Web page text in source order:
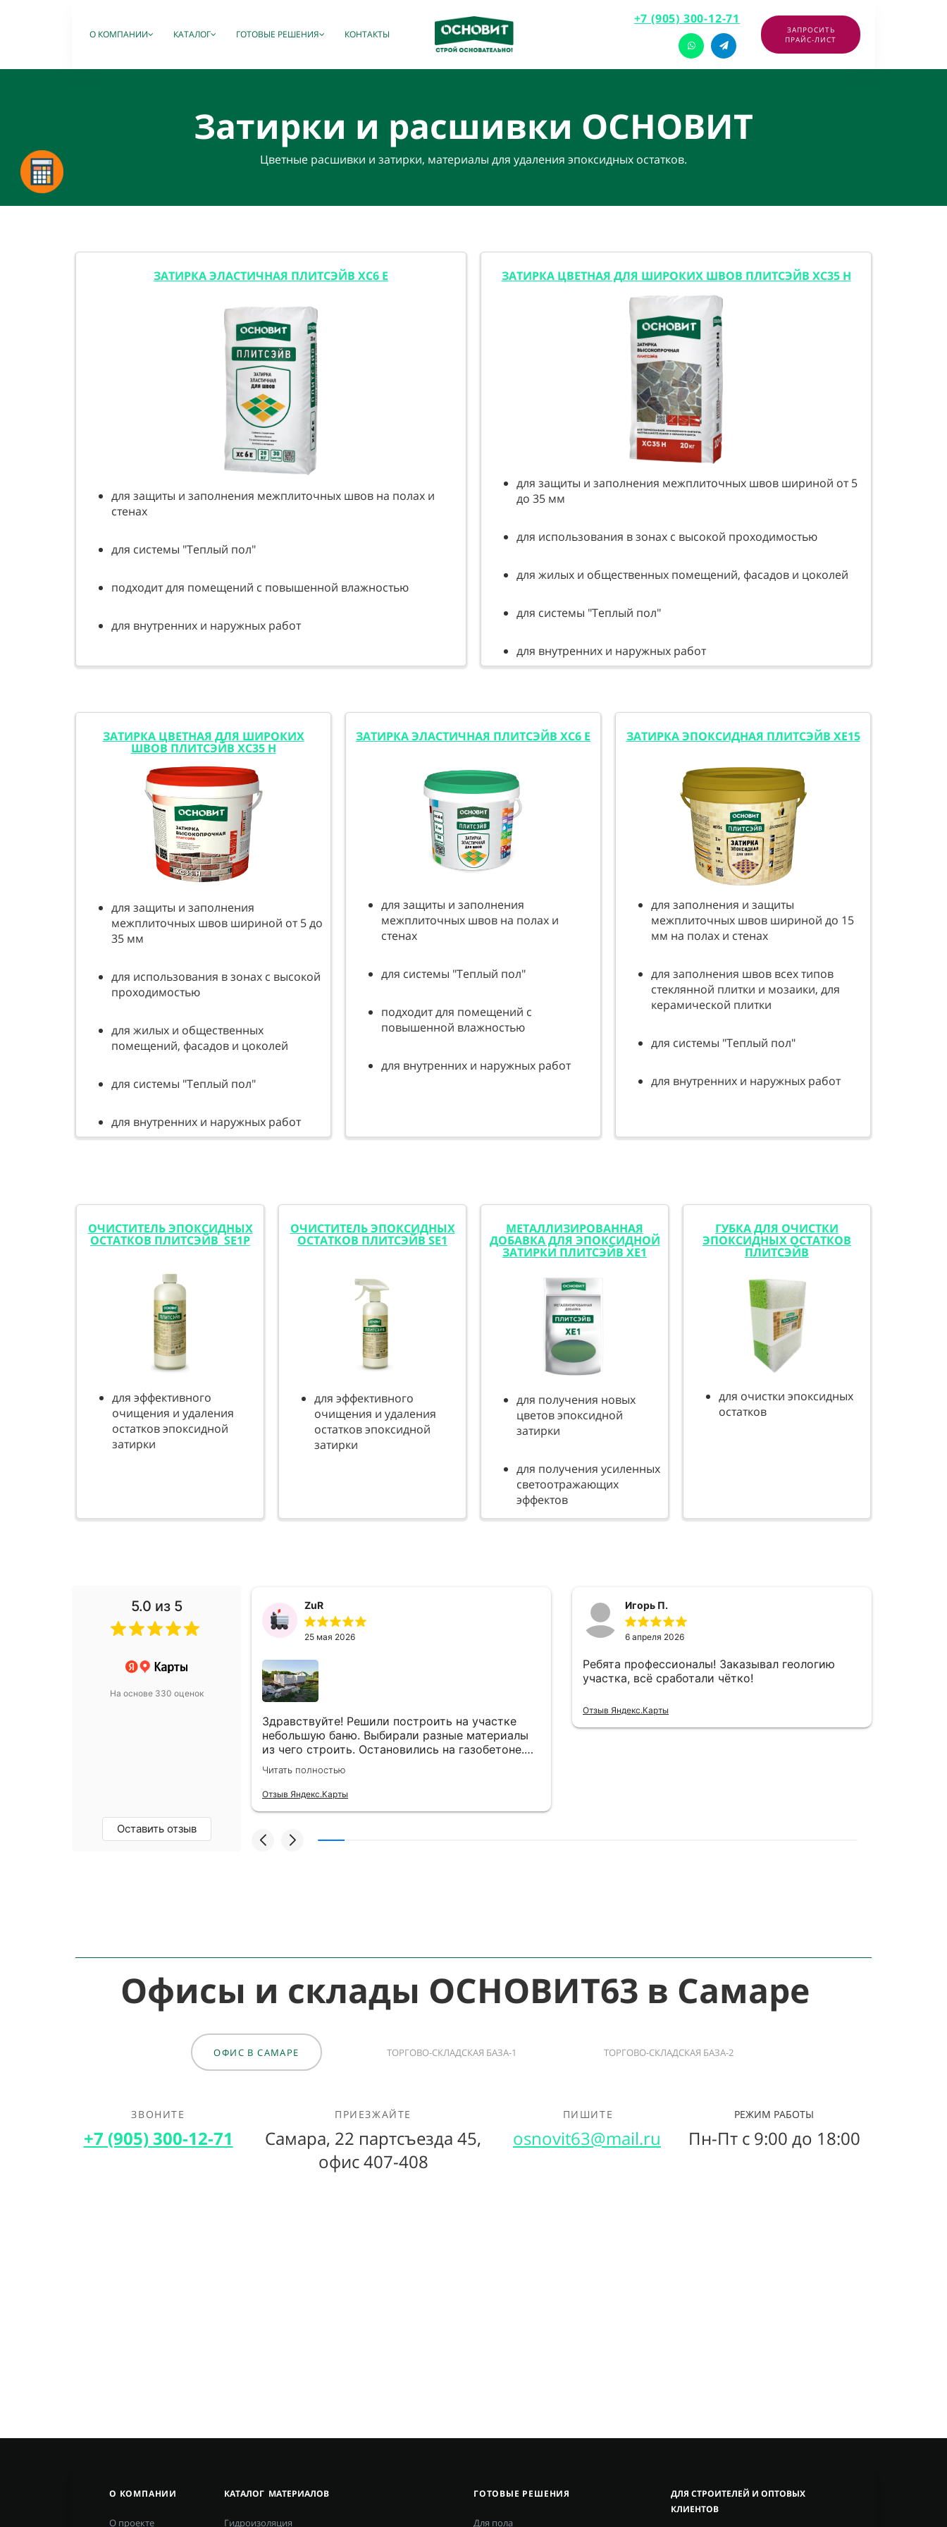
О КОМПАНИИ КАТАЛОГ ГОТОВЫЕ РЕШЕНИЯ КОНТАКТЫ
+7 (905) 300-12-71
ЗАПРОСИТЬ
ПРАЙС-ЛИСТ
Затирки и расшивки ОСНОВИТ
Цветные расшивки и затирки, материалы для удаления эпоксидных остатков.
ЗАТИРКА ЭЛАСТИЧНАЯ ПЛИТСЭЙВ XC6 E
для защиты и заполнения межплиточных швов на полах и
стенах
для системы "Теплый пол"
подходит для помещений с повышенной влажностью
для внутренних и наружных работ
ЗАТИРКА ЦВЕТНАЯ ДЛЯ ШИРОКИХ ШВОВ ПЛИТСЭЙВ XC35 H
для защиты и заполнения межплиточных швов шириной от 5
до 35 мм
для использования в зонах с высокой проходимостью
для жилых и общественных помещений, фасадов и цоколей
для системы "Теплый пол"
для внутренних и наружных работ
ЗАТИРКА ЦВЕТНАЯ ДЛЯ ШИРОКИХ
ШВОВ ПЛИТСЭЙВ XC35 H
для защиты и заполнения
межплиточных швов шириной от 5 до
35 мм
для использования в зонах с высокой
проходимостью
для жилых и общественных
помещений, фасадов и цоколей
для системы "Теплый пол"
для внутренних и наружных работ
ЗАТИРКА ЭЛАСТИЧНАЯ ПЛИТСЭЙВ XC6 E
для защиты и заполнения
межплиточных швов на полах и
стенах
для системы "Теплый пол"
подходит для помещений с
повышенной влажностью
для внутренних и наружных работ
ЗАТИРКА ЭПОКСИДНАЯ ПЛИТСЭЙВ XE15
для заполнения и защиты
межплиточных швов шириной до 15
мм на полах и стенах
для заполнения швов всех типов
стеклянной плитки и мозаики, для
керамической плитки
для системы "Теплый пол"
для внутренних и наружных работ
ОЧИСТИТЕЛЬ ЭПОКСИДНЫХ
ОСТАТКОВ ПЛИТСЭЙВ SE1P
для эффективного
очищения и удаления
остатков эпоксидной
затирки
ОЧИСТИТЕЛЬ ЭПОКСИДНЫХ
ОСТАТКОВ ПЛИТСЭЙВ SE1
для эффективного
очищения и удаления
остатков эпоксидной
затирки
МЕТАЛЛИЗИРОВАННАЯ
ДОБАВКА ДЛЯ ЭПОКСИДНОЙ
ЗАТИРКИ ПЛИТСЭЙВ XE1
для получения новых
цветов эпоксидной
затирки
для получения усиленных
светоотражающих
эффектов
ГУБКА ДЛЯ ОЧИСТКИ
ЭПОКСИДНЫХ ОСТАТКОВ
ПЛИТСЭЙВ
для очистки эпоксидных
остатков
5.0 из 5
На основе 330 оценок
Оставить отзыв
ZuR
25 мая 2026
Здравствуйте! Решили построить на участке
небольшую баню. Выбирали разные материалы
из чего строить. Остановились на газобетоне.
Обратились в Газобетон63. Получили полную
информацию, плюсы и минусы, стоимость.
Отдельное спасибо менеджеру Павлу Гудкову за
Читать полностью
Отзыв Яндекс.Карты
Игорь П.
6 апреля 2026
Ребята профессионалы! Заказывал геологию
участка, всё сработали чётко!
Отзыв Яндекс.Карты
Офисы и склады ОСНОВИТ63 в Самаре
ОФИС В САМАРЕ ТОРГОВО-СКЛАДСКАЯ БАЗА-1 ТОРГОВО-СКЛАДСКАЯ БАЗА-2
ЗВОНИТЕ
+7 (905) 300-12-71‎
ПРИЕЗЖАЙТЕ
Самара, 22 партсъезда 45,
офис 407-408
ПИШИТЕ
osnovit63@mail.ru
РЕЖИМ РАБОТЫ
Пн-Пт с 9:00 до 18:00
О КОМПАНИИ
О проекте
КАТАЛОГ МАТЕРИАЛОВ
Гидроизоляция
ГОТОВЫЕ РЕШЕНИЯ
Для пола
ДЛЯ СТРОИТЕЛЕЙ И ОПТОВЫХ
КЛИЕНТОВ